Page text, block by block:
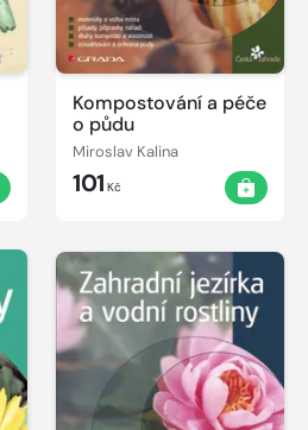
Kompostování a péče
o půdu
Miroslav Kalina
101 Kč